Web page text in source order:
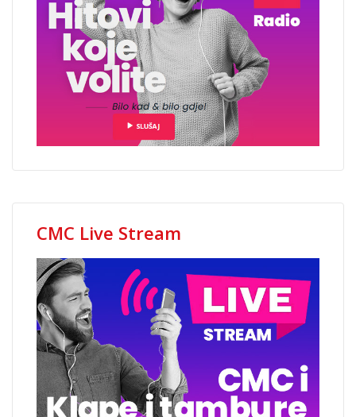
CMC Live Stream